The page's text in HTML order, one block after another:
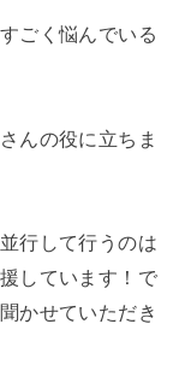
ごく悩んでいる
んの役に立ちま
行して行うのは
しています！で
かせていただき